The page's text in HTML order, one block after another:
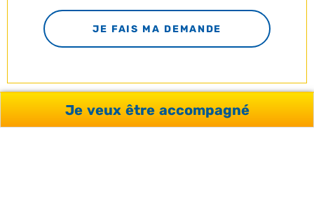
JE FAIS MA DEMANDE
Je veux être accompagné